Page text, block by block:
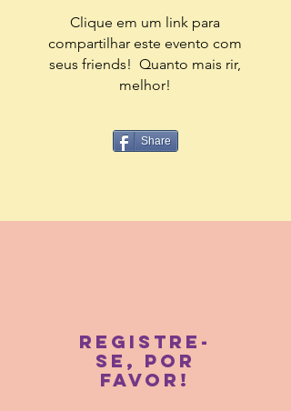
Clique em um link para
compartilhar este evento com
seus friends! Quanto mais rir,
melhor!
Share
Registre-
se, por
favor!